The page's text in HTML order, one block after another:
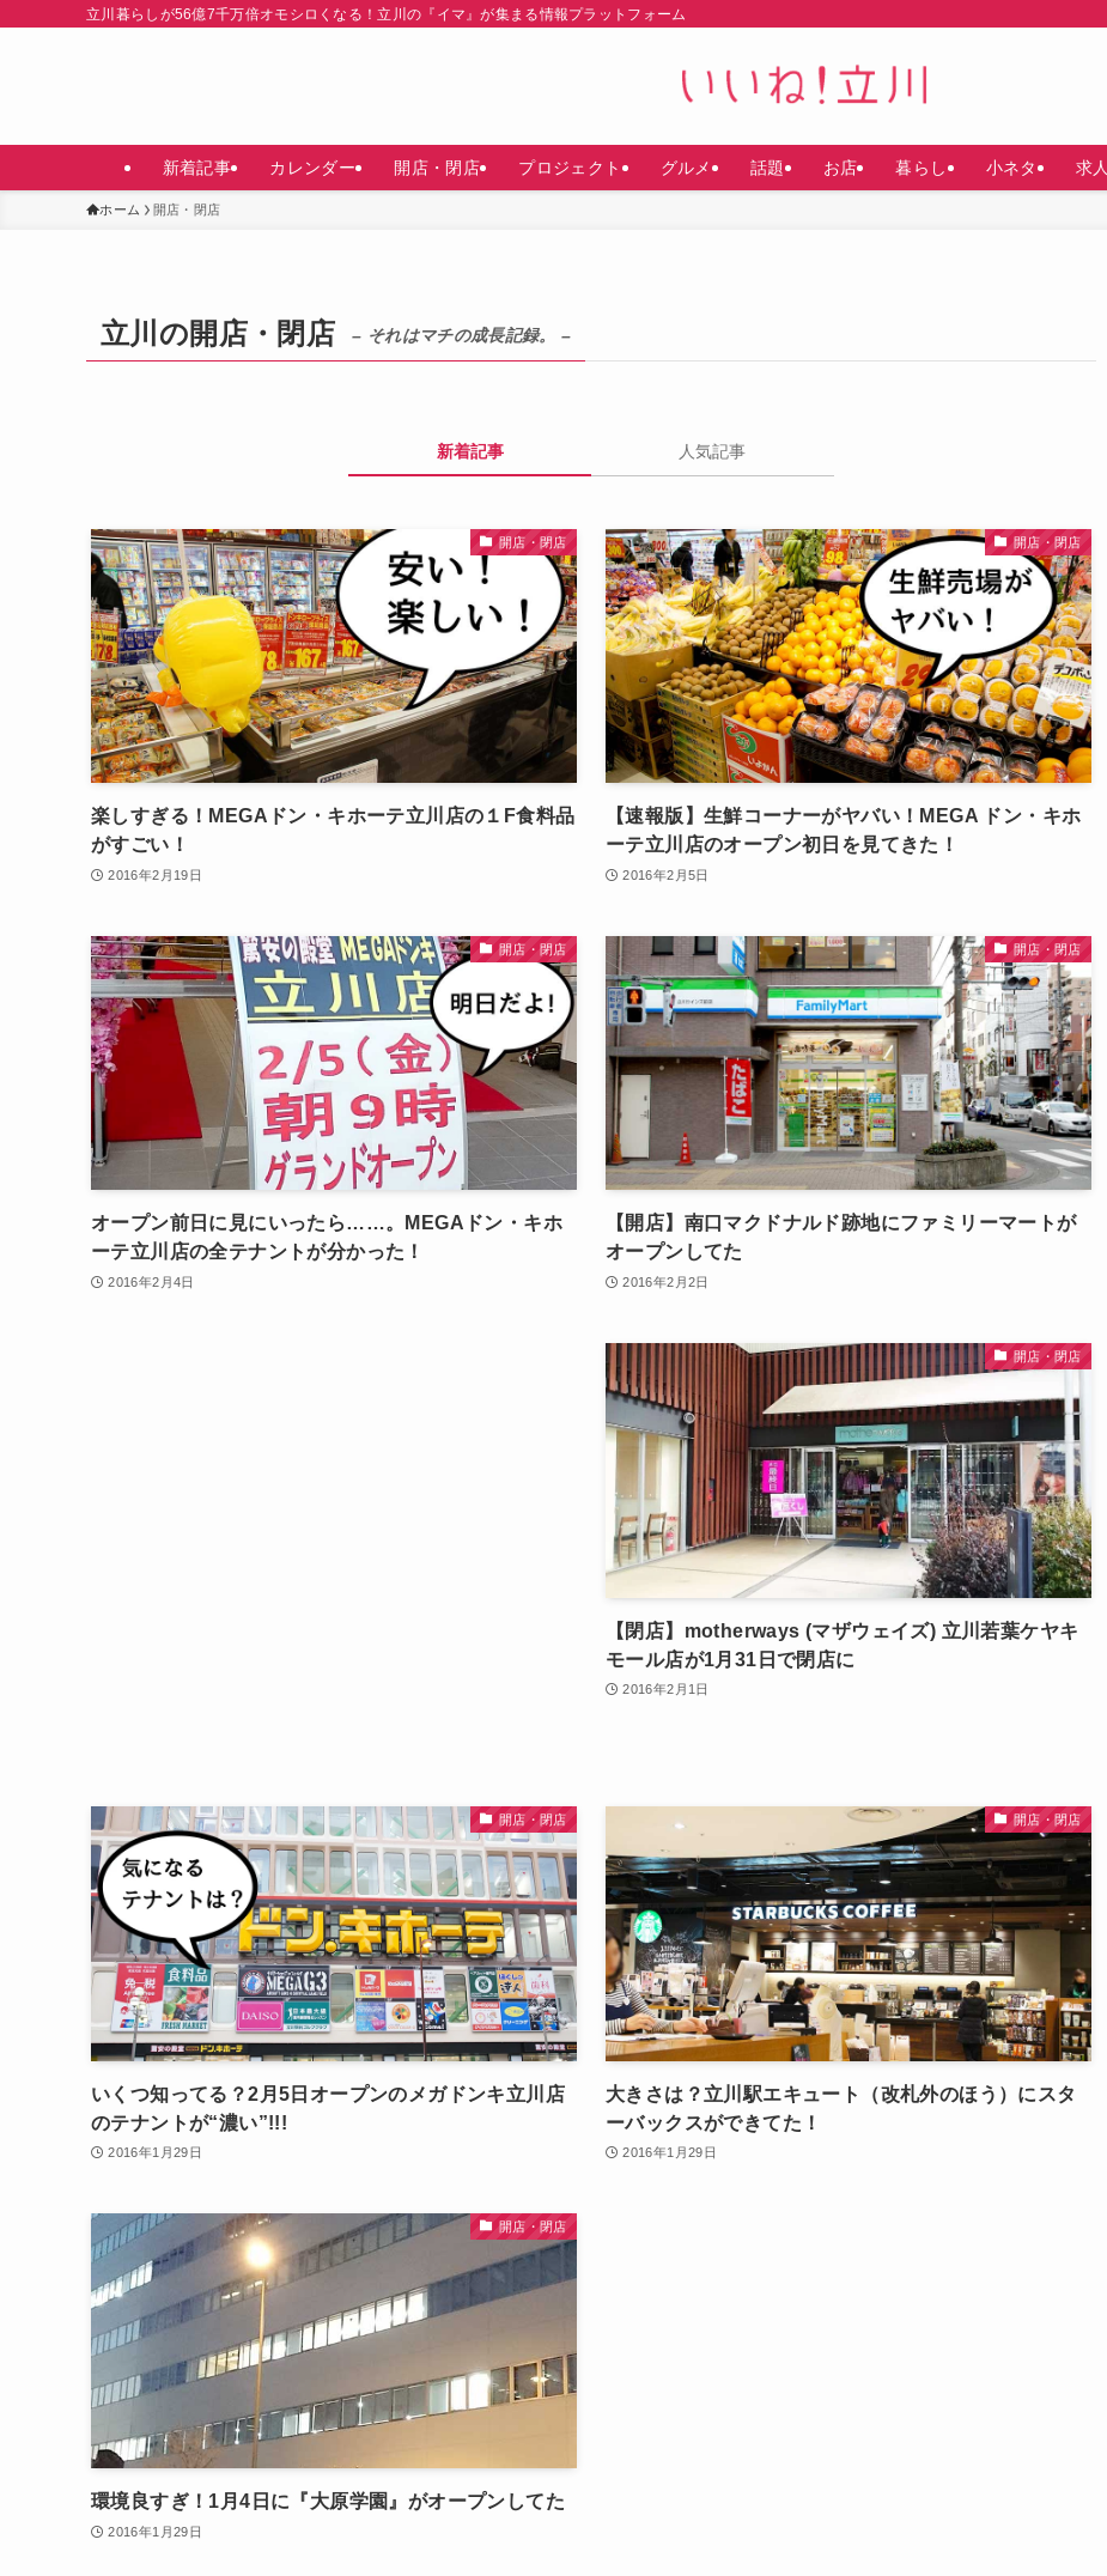
立川暮らしが56億7千万倍オモシロくなる！立川の『イマ』が集まる情報プラットフォーム
新着記事 カレンダー 開店・閉店 プロジェクト グルメ 話題 お店 暮らし 小ネタ 求人
ホーム 開店・閉店
立川の開店・閉店 – それはマチの成長記録。 –
新着記事 人気記事
開店・閉店
楽しすぎる！MEGAドン・キホーテ立川店の１F食料品
がすごい！
2016年2月19日
開店・閉店
【速報版】生鮮コーナーがヤバい！MEGA ドン・キホ
ーテ立川店のオープン初日を見てきた！
2016年2月5日
開店・閉店
オープン前日に見にいったら……。MEGAドン・キホ
ーテ立川店の全テナントが分かった！
2016年2月4日
開店・閉店
【開店】南口マクドナルド跡地にファミリーマートが
オープンしてた
2016年2月2日
開店・閉店
【閉店】motherways (マザウェイズ) 立川若葉ケヤキ
モール店が1月31日で閉店に
2016年2月1日
開店・閉店
いくつ知ってる？2月5日オープンのメガドンキ立川店
のテナントが“濃い”!!!
2016年1月29日
開店・閉店
大きさは？立川駅エキュート（改札外のほう）にスタ
ーバックスができてた！
2016年1月29日
開店・閉店
環境良すぎ！1月4日に『大原学園』がオープンしてた
2016年1月29日